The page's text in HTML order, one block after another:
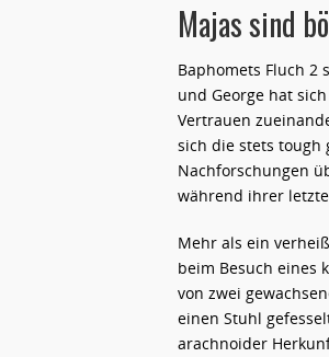
Majas sind
Baphomets Fluch 2
und George hat
Vertrauen
sich die stets tough
Nachforschungen
während ihrer
Mehr als ein
beim Besuch eines
von zwei
einen Stuhl
arachnoider